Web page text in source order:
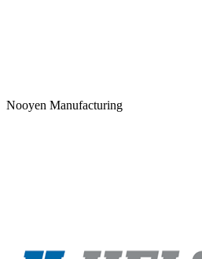
Nooyen Manufacturing